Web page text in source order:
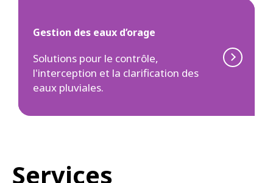
Gestion des eaux d’orage
Solutions pour le contrôle,
l'interception et la clarification des
eaux pluviales.
Services